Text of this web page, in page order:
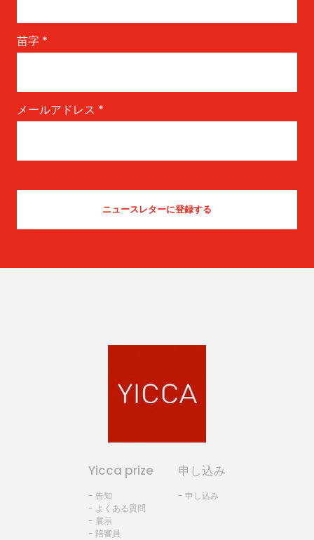
苗字 *
メールアドレス *
Yicca prize
- 告知
- よくある質問
- 展示
- 陪審員
申し込み
- 申し込み